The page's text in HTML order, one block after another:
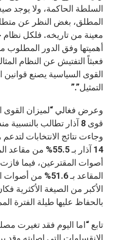
السلطة الحاكمة، ولا يوجد
المطلق، بغض النظر عن
معينة من تاريخه. فلكل
أهميتها وفق الدور المطلوب
فعبثاً التفتيش عن النظام
القوى السياسية يصنع
التمثيل”.”
وعرض فغالي “لميزان القوى
وجاءت نتائج الانتخابات
المقاعد بـ 51.6%
الأكبر من الصيغة الأكثرية
بالحفاظ عليها طيلة الفترة الممتدة من 2009
تابع “اما اليوم فقد تغيرت
الانقسامات التي اصابته وقد